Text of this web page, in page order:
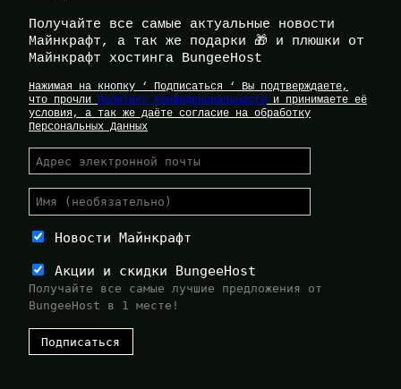
Получайте все самые актуальные новости
Майнкрафт, а так же подарки 🎁 и плюшки от
Майнкрафт хостинга BungeeHost
Нажимая на кнопку ‘ Подписаться ‘ Вы подтверждаете,
что прочли Политику Конфиденциальности и принимаете её
условия, а так же даёте согласие на обработку
Персональных Данных
Новости Майнкрафт
Акции и скидки BungeeHost
Получайте все самые лучшие предложения от
BungeeHost в 1 месте!